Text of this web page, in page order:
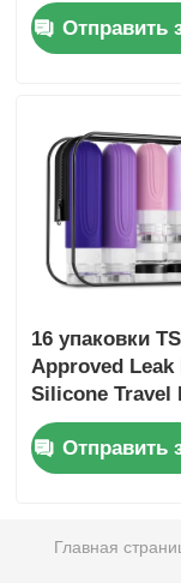
герметичные,
силиконовая
баночки
Отправить
16 упаковки
Approved Leak
Silicone Travel
Set с широким
дизайном рта
Отправить
Главная